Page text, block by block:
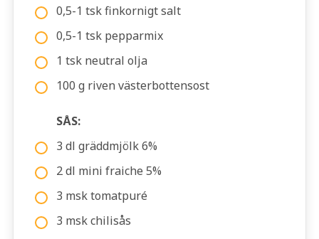
0,5-1 tsk finkornigt salt
0,5-1 tsk pepparmix
1 tsk neutral olja
100 g riven västerbottensost
SÅS:
3 dl gräddmjölk 6%
2 dl mini fraiche 5%
3 msk tomatpuré
3 msk chilisås